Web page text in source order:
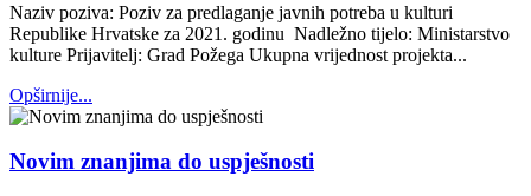
Naziv poziva: Poziv za predlaganje javnih potreba u kulturi
Republike Hrvatske za 2021. godinu Nadležno tijelo: Ministarstvo
kulture Prijavitelj: Grad Požega Ukupna vrijednost projekta...
Opširnije...
Novim znanjima do uspješnosti